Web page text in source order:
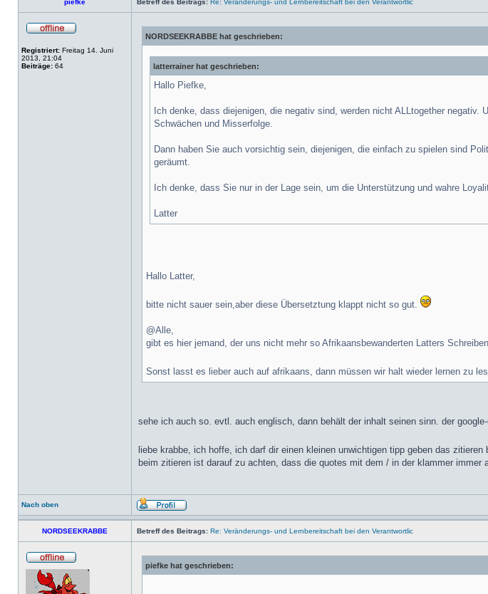
piefke Betreff des Beitrags: Re: Veränderungs- und Lernbereitschaft bei den Verantwortlic
Registriert: Freitag 14. Juni
2013, 21:04
Beiträge: 64
NORDSEEKRABBE hat geschrieben:
latterrainer hat geschrieben:
Hallo Piefke,
Ich denke, dass diejenigen, die negativ sind, werden nicht ALLtogether
Schwächen und Misserfolge.
Dann haben Sie auch vorsichtig sein, diejenigen, die einfach zu spielen sind
geräumt.
Ich denke, dass Sie nur in der Lage sein, um die Unterstützung und wahre
Latter
Hallo Latter,
bitte nicht sauer sein,aber diese Übersetztung klappt nicht so gut.
@Alle,
gibt es hier jemand, der uns nicht mehr so Afrikaansbewanderten Latters
Sonst lasst es lieber auch auf afrikaans, dann müssen wir halt wieder lernen zu
sehe ich auch so. evtl. auch englisch, dann behält der inhalt seinen sinn. der
liebe krabbe, ich hoffe, ich darf dir einen kleinen unwichtigen tipp geben das zitieren
beim zitieren ist darauf zu achten, dass die quotes mit dem / in der klammer immer
Nach oben
NORDSEEKRABBE Betreff des Beitrags: Re: Veränderungs- und Lernbereitschaft bei den Verantwortlic
piefke hat geschrieben: